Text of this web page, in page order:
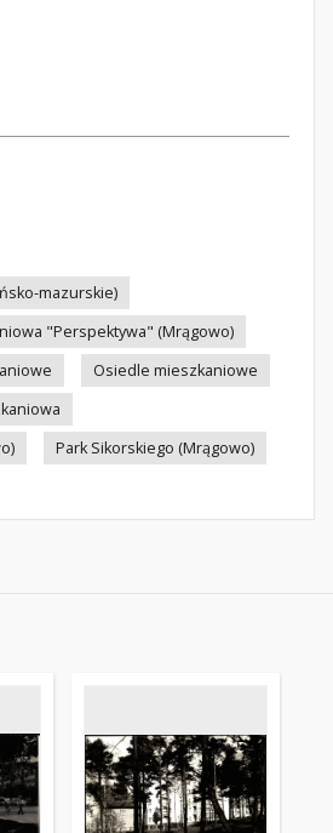
mazurskie)
"Perspektywa" (Mrągowo)
Osiedle mieszkaniowe
Park Sikorskiego (Mrągowo)